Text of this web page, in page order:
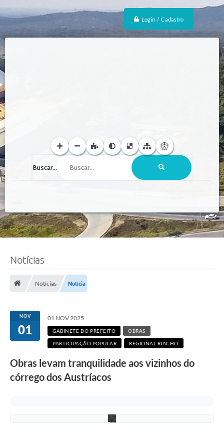
Login / Cadastro
Buscar...
Notícias
Notícias Notícia
NOV
01
01 NOV 2025
GABINETE DO PREFEITO OBRAS
PARTICIPAÇÃO POPULAR REGIONAL RIACHO
Obras levam tranquilidade aos vizinhos do
córrego dos Austríacos
o
S
l